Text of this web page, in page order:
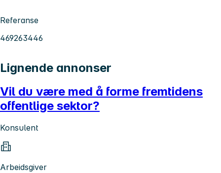
Referanse
469263446
Lignende annonser
Vil du være med å forme fremtidens
offentlige sektor?
Konsulent
Arbeidsgiver